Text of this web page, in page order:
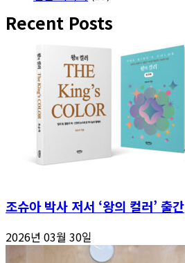
Recent Posts
조슈아 박사 저서 ‘왕의 컬러’ 출간
2026년 03월 30일